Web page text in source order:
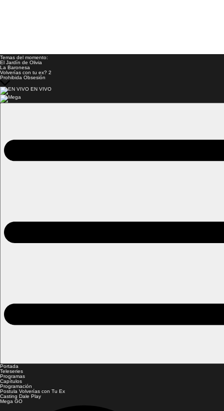
Temas del momento:
El Jardín de Olivia
La Baronesa
Volverías con tu ex? 2
Prohibida Obsesión
EN VIVO
Portada
Teleseries
Programas
Capítulos
Programación
Postula Volverías con Tu Ex
Casting Dale Play
Mega GO